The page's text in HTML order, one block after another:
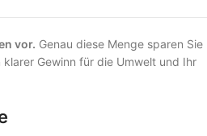
vor. Genau diese Menge sparen Sie
Gewinn für die Umwelt und Ihr